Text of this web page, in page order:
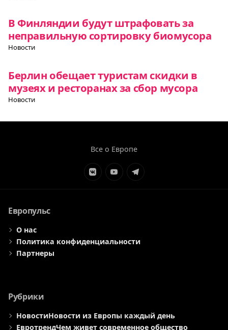
В Финляндии будут штрафовать за
неправильную сортировку биомусора
Новости
Берлин обещает туристам скидки в
музеях и ресторанах за сбор мусора
Новости
Все о Европе
ЭлементЭлементЭлемент
Европульс
О нас
Политика конфиденциальности
Партнеры
Рубрики
НовостиНовости из Европы каждый день
ЕвротрендЧем живет современное общество